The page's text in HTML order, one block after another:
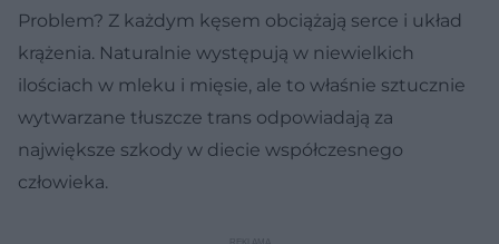
Problem? Z każdym kęsem obciążają serce i układ
krążenia. Naturalnie występują w niewielkich
ilościach w mleku i mięsie, ale to właśnie sztucznie
wytwarzane tłuszcze trans odpowiadają za
największe szkody w diecie współczesnego
człowieka.